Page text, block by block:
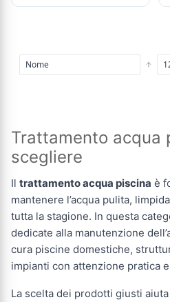
Trattamento acqua
scegliere
Il trattamento acqua piscina è
mantenere l’acqua pulita,
tutta la stagione. In questa
dedicate alla manutenzione
cura piscine domestiche,
impianti con attenzione pratica
La scelta dei prodotti giusti